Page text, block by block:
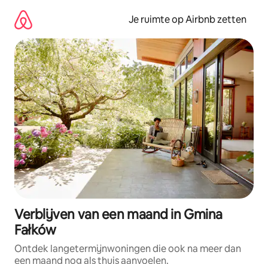
direct
naar
inhoud
Je ruimte op Airbnb zetten
Verblijven van een maand in Gmina
Fałków
Ontdek langetermijnwoningen die ook na meer dan
een maand nog als thuis aanvoelen.